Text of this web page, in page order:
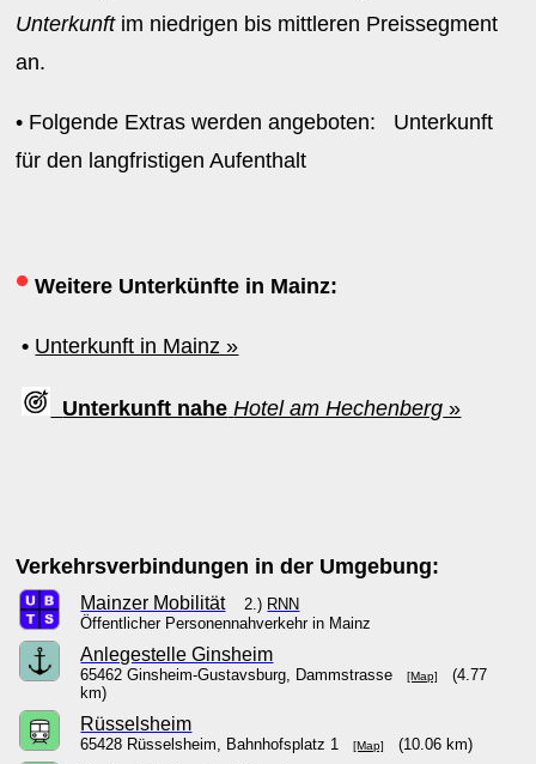
Unterkunftim niedrigen bis mittleren Preissegment
an.
• Folgende Extras werden angeboten: Unterkunft
für den langfristigen Aufenthalt
• Weitere Unterkünfte in Mainz:
• Unterkunft in Mainz »
Unterkunft nahe Hotel am Hechenberg »
Verkehrsverbindungen in der Umgebung:
Mainzer Mobilität 2.) RNN
Öffentlicher Personennahverkehr in Mainz
Anlegestelle Ginsheim
65462 Ginsheim-Gustavsburg, Dammstrasse[Map]
(4.77
km)
Rüsselsheim
65428 Rüsselsheim, Bahnhofsplatz 1[Map] (10.06 km)